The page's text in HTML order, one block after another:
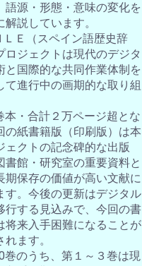
語源・形態・意味の変化を
解説しています。
ＬＥ（スペイン語歴史辞
ロジェクトは現代のデジタ
と国際的な共同作業体制を
て進行中の画期的な取り組
本・合計２万ページ超とな
の紙書籍版（印刷版）は本
ェクトの記念碑的な出版
書館・研究室の重要資料と
期保存の価値が高い文献に
す。今後の更新はデジタル
行する見込みで、今回の書
将来入手困難になることが
ます。
巻のうち、第１～３巻は現